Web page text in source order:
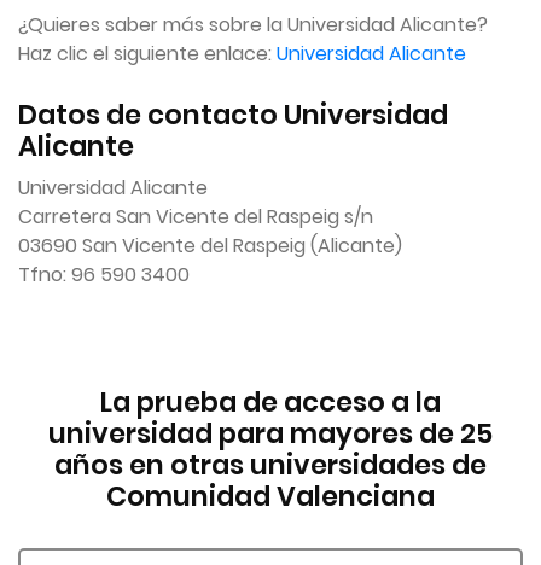
¿Quieres saber más sobre la Universidad Alicante?
Haz clic el siguiente enlace: Universidad Alicante
Datos de contacto Universidad
Alicante
Universidad Alicante
Carretera San Vicente del Raspeig s/n
03690 San Vicente del Raspeig (Alicante)
Tfno: 96 590 3400
La prueba de acceso a la
universidad para mayores de 25
años en otras universidades de
Comunidad Valenciana